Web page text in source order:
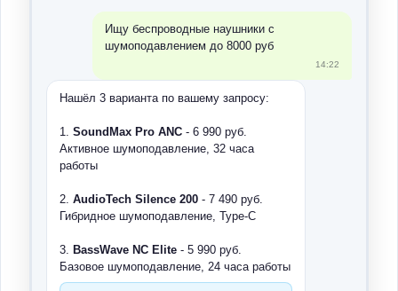
Ищу беспроводные наушники с
шумоподавлением до 8000 руб
14:22
Нашёл 3 варианта по вашему запросу:
1. SoundMax Pro ANC - 6 990 руб.
Активное шумоподавление, 32 часа
работы
2. AudioTech Silence 200 - 7 490 руб.
Гибридное шумоподавление, Type-C
3. BassWave NC Elite - 5 990 руб.
Базовое шумоподавление, 24 часа работы